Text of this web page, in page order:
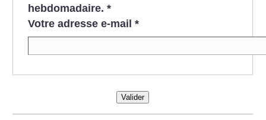
hebdomadaire. *
Votre adresse e-mail *
Valider